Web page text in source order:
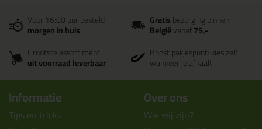
Voor 16:00 uur besteld
morgen in huis
Gratisbezorging binnen
Belgiëvanaf75,-
Grootste assortiment
uit voorraad leverbaar
Bpost pakjespunt: kies zelf
wanneer je afhaalt
Informatie
Tips en tricks
Over ons
Wie wij zijn?